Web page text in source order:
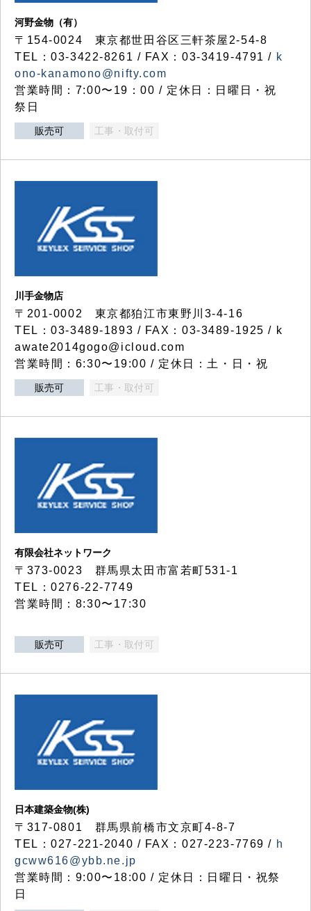
河野金物（有）
〒154-0024 東京都世田谷区三軒茶屋2-54-8
TEL：03-3422-8261 / FAX：03-3419-4791 / k
ono-kanamono@nifty.com
営業時間：7:00〜19：00 / 定休日：日曜日・祝
祭日
販売可 工事・取付可
川手金物店
〒201-0002 東京都狛江市東野川3-4-16
TEL：03-3489-1893 / FAX：03-3489-1925 / k
awate2014gogo@icloud.com
営業時間：6:30〜19:00 / 定休日：土・日・祝
販売可 工事・取付可
有限会社ネットワーク
〒373-0023 群馬県太田市富若町531-1
TEL：0276-22-7749
営業時間：8:30〜17:30
販売可 工事・取付可
日本建築金物(株)
〒317‐0801 群馬県前橋市文京町4-8-7
TEL：027-221-2040 / FAX：027-223-7769 / h
gcww616@ybb.ne.jp
営業時間：9:00〜18:00 / 定休日：日曜日・祝祭
日